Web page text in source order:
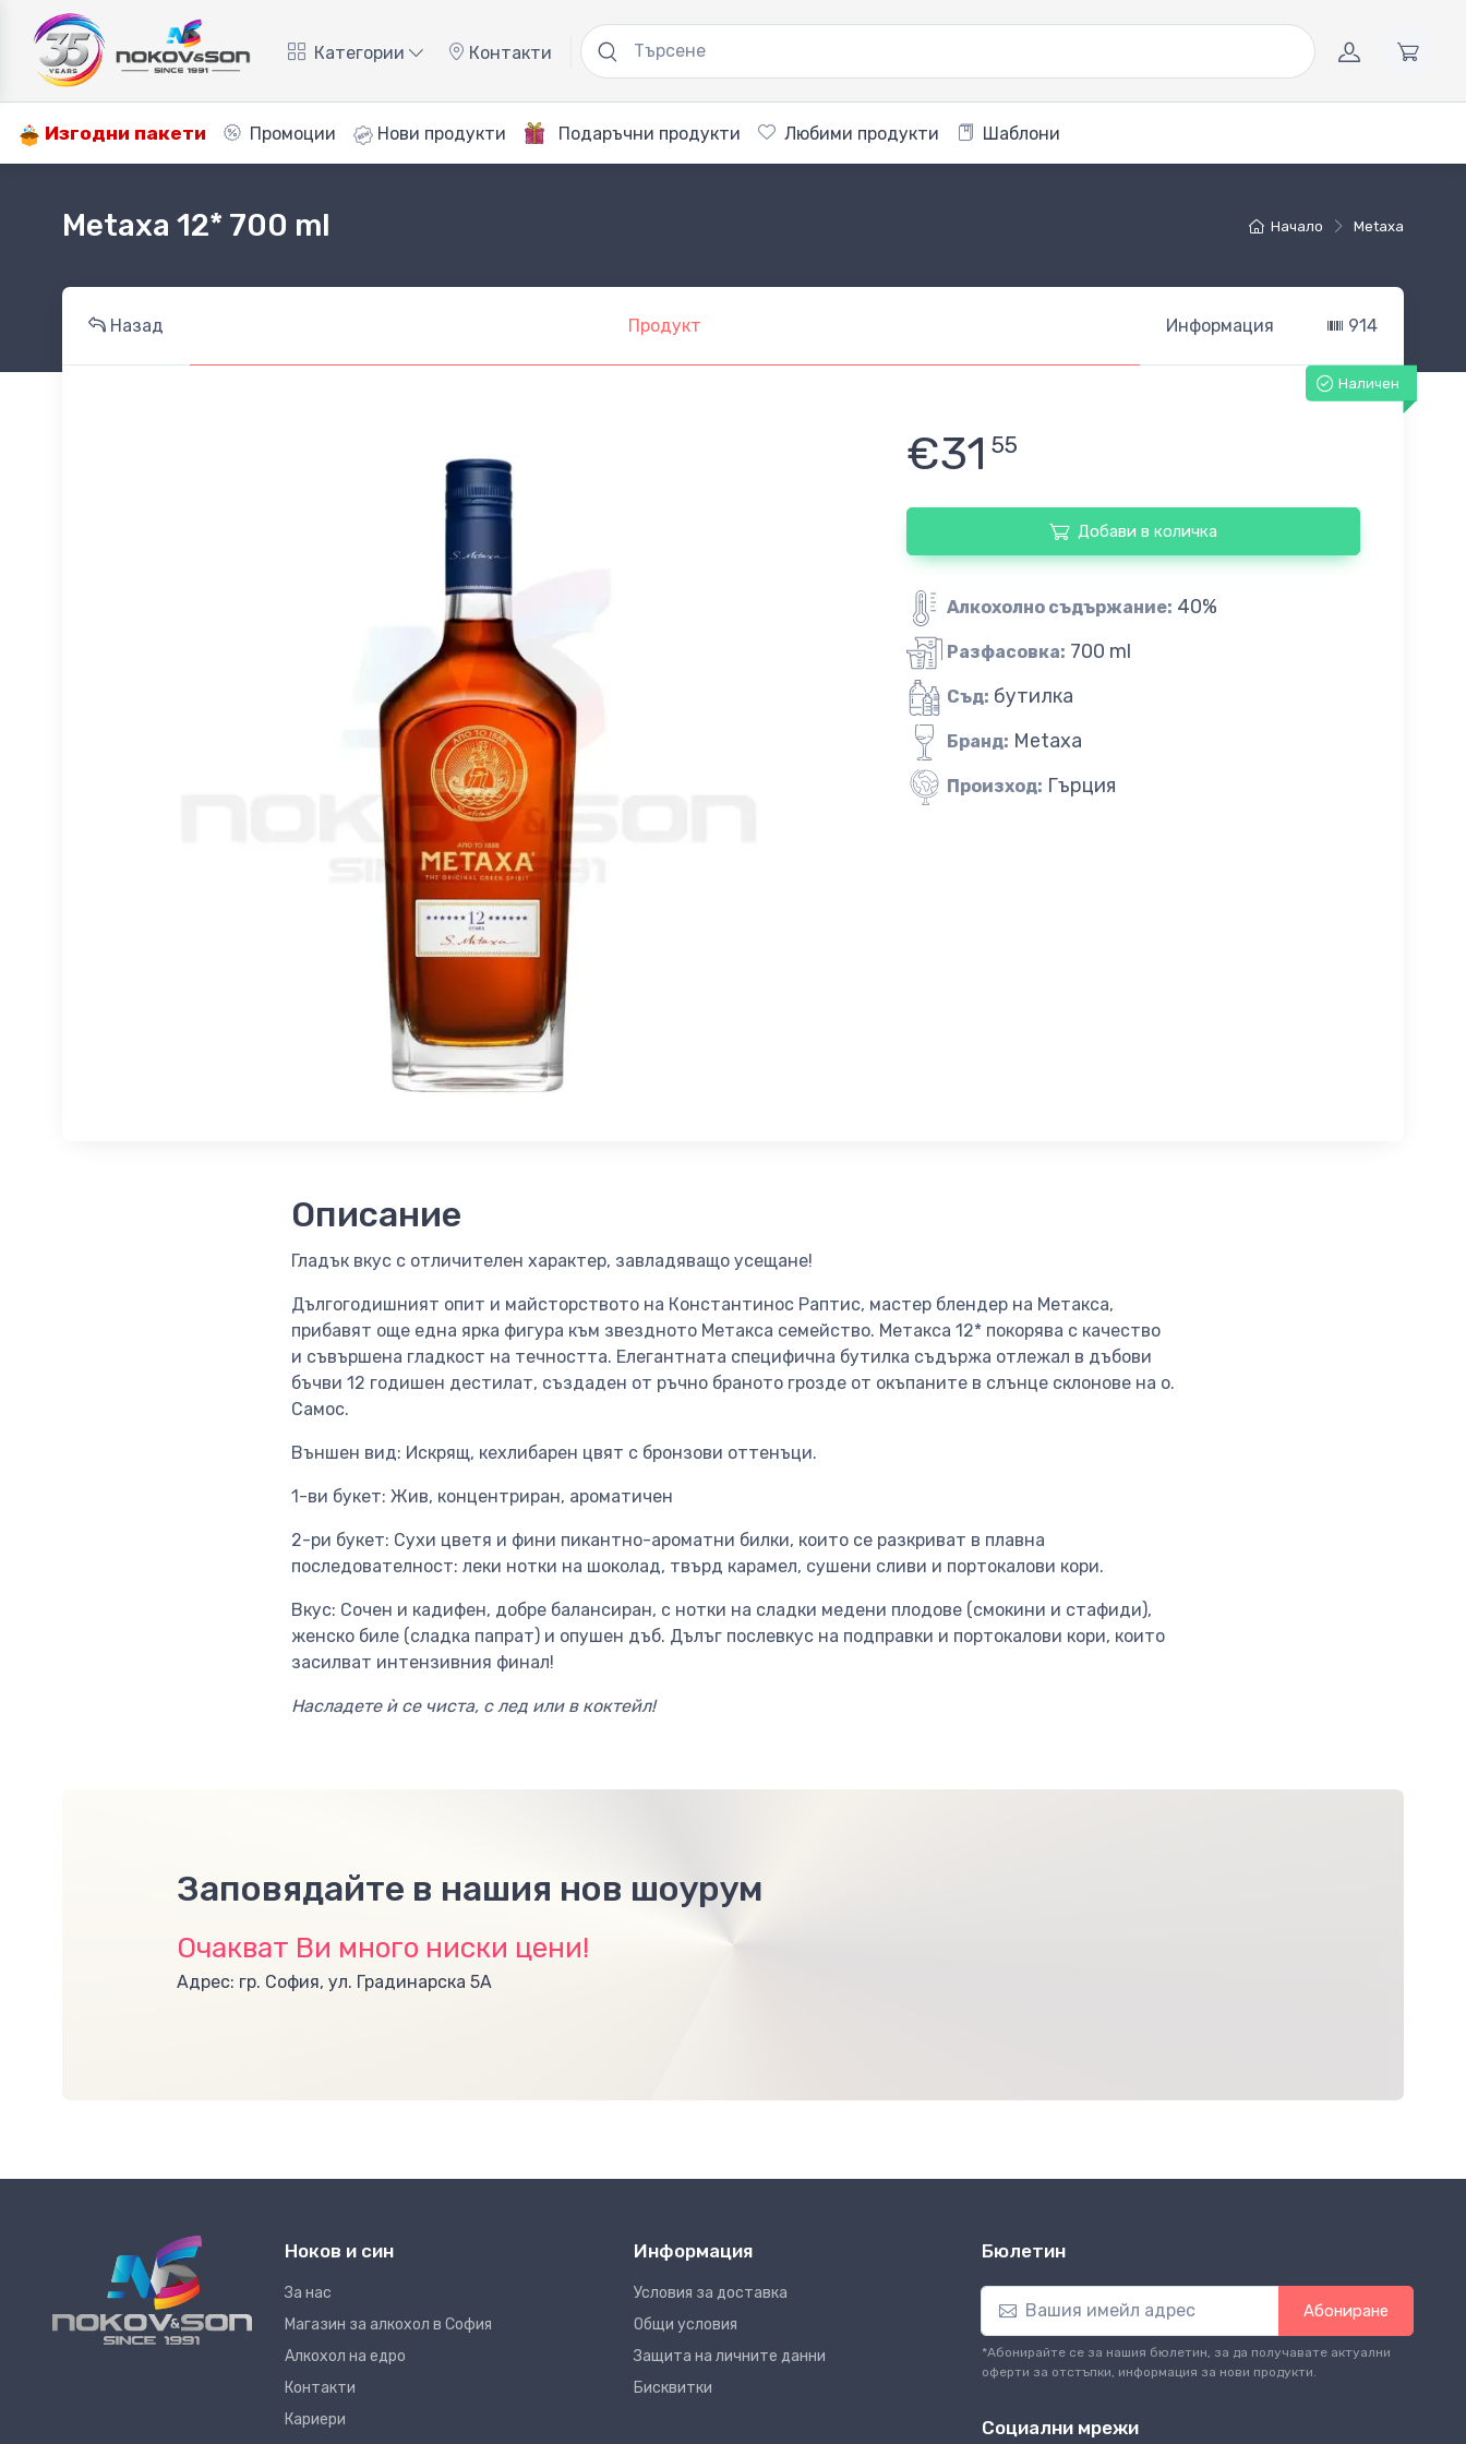
Категории Контакти
Изгодни пакети Промоции Нови продукти Подаръчни продукти Любими продукти Шаблони
Начало Metaxa
Metaxa 12* 700 ml
Назад Продукт Информация 914
Наличен
€31 55
Добави в количка
Алкохолно съдържание: 40%
Разфасовка: 700 ml
Съд: бутилка
Бранд: Metaxa
Произход: Гърция
Описание
Гладък вкус с отличителен характер, завладяващо усещане!
Дългогодишният опит и майсторството на Константинос Раптис, мастер блендер на Метакса,
прибавят още една ярка фигура към звездното Метакса семейство. Метакса 12* покорява с качество
и съвършена гладкост на течността. Елегантната специфична бутилка съдържа отлежал в дъбови
бъчви 12 годишен дестилат, създаден от ръчно браното грозде от окъпаните в слънце склонове на о.
Самос.
Външен вид: Искрящ, кехлибарен цвят с бронзови оттенъци.
1-ви букет: Жив, концентриран, ароматичен
2-ри букет: Сухи цветя и фини пикантно-ароматни билки, които се разкриват в плавна
последователност: леки нотки на шоколад, твърд карамел, сушени сливи и портокалови кори.
Вкус: Сочен и кадифен, добре балансиран, с нотки на сладки медени плодове (смокини и стафиди),
женско биле (сладка папрат) и опушен дъб. Дълъг послевкус на подправки и портокалови кори, които
засилват интензивния финал!
Насладете ѝ се чиста, с лед или в коктейл!
Заповядайте в нашия нов шоурум
Очакват Ви много ниски цени!
Адрес: гр. София, ул. Градинарска 5А
Ноков и син
За нас
Магазин за алкохол в София
Алкохол на едро
Контакти
Кариери
Информация
Условия за доставка
Общи условия
Защита на личните данни
Бисквитки
Бюлетин
Абониране
*Абонирайте се за нашия бюлетин, за да получавате актуални
оферти за отстъпки, информация за нови продукти.
Социални мрежи